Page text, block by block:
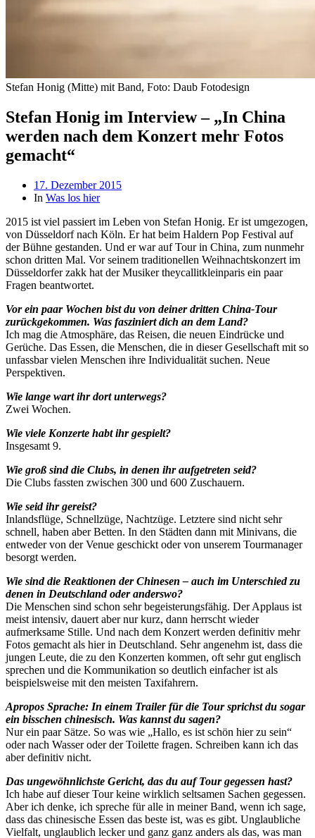
Stefan Honig (Mitte) mit Band, Foto: Daub Fotodesign
Stefan Honig im Interview – „In China
werden nach dem Konzert mehr Fotos
gemacht“
Beitragsdatum
17. Dezember 2015
In Was los hier
2015 ist viel passiert im Leben von Stefan Honig. Er ist umgezogen,
von Düsseldorf nach Köln. Er hat beim Haldern Pop Festival auf
der Bühne gestanden. Und er war auf Tour in China, zum nunmehr
schon dritten Mal. Vor seinem traditionellen Weihnachtskonzert im
Düsseldorfer zakk hat der Musiker theycallitkleinparis ein paar
Fragen beantwortet.
Vor ein paar Wochen bist du von deiner dritten China-Tour
zurückgekommen. Was fasziniert dich an dem Land?
Ich mag die Atmosphäre, das Reisen, die neuen Eindrücke und
Gerüche. Das Essen, die Menschen, die in dieser Gesellschaft mit so
unfassbar vielen Menschen ihre Individualität suchen. Neue
Perspektiven.
Wie lange wart ihr dort unterwegs?
Zwei Wochen.
Wie viele Konzerte habt ihr gespielt?
Insgesamt 9.
Wie groß sind die Clubs, in denen ihr aufgetreten seid?
Die Clubs fassten zwischen 300 und 600 Zuschauern.
Wie seid ihr gereist?
Inlandsflüge, Schnellzüge, Nachtzüge. Letztere sind nicht sehr
schnell, haben aber Betten. In den Städten dann mit Minivans, die
entweder von der Venue geschickt oder von unserem Tourmanager
besorgt werden.
Wie sind die Reaktionen der Chinesen – auch im Unterschied zu
denen in Deutschland oder anderswo?
Die Menschen sind schon sehr begeisterungsfähig. Der Applaus ist
meist intensiv, dauert aber nur kurz, dann herrscht wieder
aufmerksame Stille. Und nach dem Konzert werden definitiv mehr
Fotos gemacht als hier in Deutschland. Sehr angenehm ist, dass die
jungen Leute, die zu den Konzerten kommen, oft sehr gut englisch
sprechen und die Kommunikation so deutlich einfacher ist als
beispielsweise mit den meisten Taxifahrern.
Apropos Sprache: In einem Trailer für die Tour sprichst du sogar
ein bisschen chinesisch. Was kannst du sagen?
Nur ein paar Sätze. So was wie „Hallo, es ist schön hier zu sein“
oder nach Wasser oder der Toilette fragen. Schreiben kann ich das
aber definitiv nicht.
Das ungewöhnlichste Gericht, das du auf Tour gegessen hast?
Ich habe auf dieser Tour keine wirklich seltsamen Sachen gegessen.
Aber ich denke, ich spreche für alle in meiner Band, wenn ich sage,
dass das chinesische Essen das beste ist, was es gibt. Unglaubliche
Vielfalt, unglaublich lecker und ganz ganz anders als das, was man